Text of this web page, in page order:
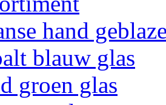
hand
blauw glas
groen glas